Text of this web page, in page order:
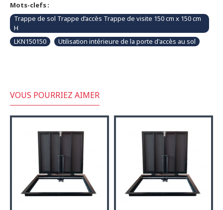
Mots-clefs :
Trappe de sol Trappe d’accès Trappe de visite 150 cm x 150 cm
H
LKN150150
Utilisation intérieure de la porte d'accès au sol
VOUS POURRIEZ AIMER